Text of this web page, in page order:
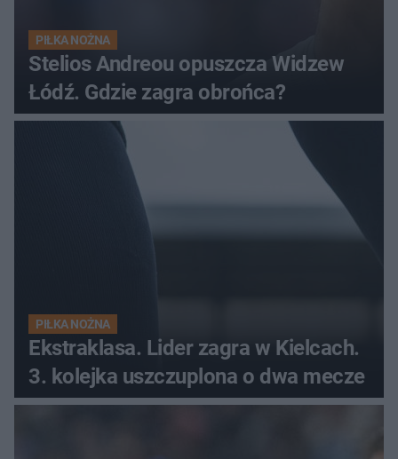
PIŁKA NOŻNA
Stelios Andreou opuszcza Widzew
Łódź. Gdzie zagra obrońca?
PIŁKA NOŻNA
Ekstraklasa. Lider zagra w Kielcach.
3. kolejka uszczuplona o dwa mecze